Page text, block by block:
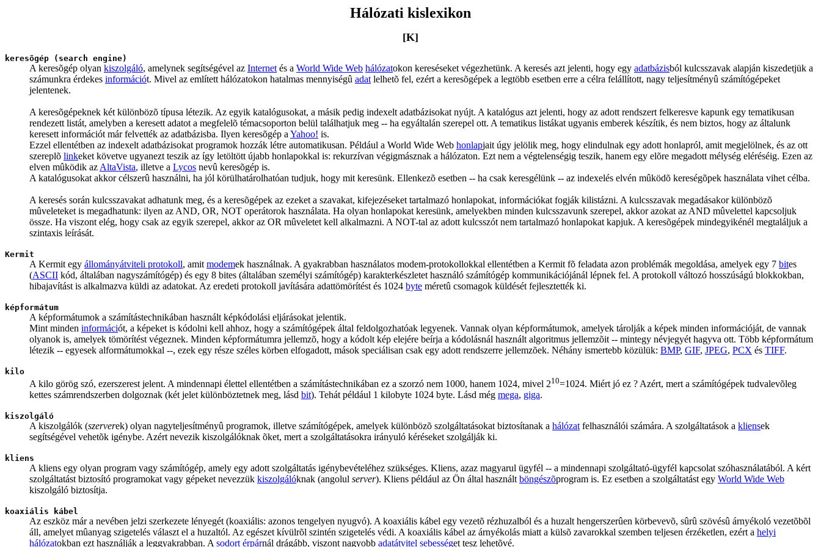
Hálózati kislexikon
[K]
keresõgép (search engine)
A keresõgép olyan kiszolgáló, amelynek segítségével az Internet és a World Wide Web hálózatokon kereséseket végezhetünk. A keresés azt jelenti, hogy egy adatbázisból kulcsszavak alapján kiszedetjük a
számunkra érdekes információt. Mivel az említett hálózatokon hatalmas mennyiségû adat lelhetõ fel, ezért a keresõgépek a legtöbb esetben erre a célra felállított, nagy teljesítményû számítógépeket
jelentenek.
A keresõgépeknek két különbözõ típusa létezik. Az egyik katalógusokat, a másik pedig indexelt adatbázisokat nyújt. A katalógus azt jelenti, hogy az adott rendszert felkeresve kapunk egy tematikusan
rendezett listát, amelyben a keresett adatot a megfelelõ témacsoporton belül találhatjuk meg -- ha egyáltalán szerepel ott. A tematikus listákat ugyanis emberek készítik, és nem biztos, hogy az általunk
keresett információt már felvették az adatbázisba. Ilyen keresõgép a Yahoo! is.
Ezzel ellentétben az indexelt adatbázisokat programok hozzák létre automatikusan. Például a World Wide Web honlapjait úgy jelölik meg, hogy elindulnak egy adott honlapról, amit megjelölnek, és az ott
szereplõ linkeket követve ugyanezt teszik az így letöltött újabb honlapokkal is: rekurzívan végigmásznak a hálózaton. Ezt nem a végtelenségig teszik, hanem egy elõre megadott mélység eléréséig. Ezen az
elven mûködik az AltaVista, illetve a Lycos nevû keresõgép is.
A katalógusokat akkor célszerû használni, ha jól körülhatárolhatóan tudjuk, hogy mit keresünk. Ellenkezõ esetben -- ha csak keresgélünk -- az indexelés elvén mûködõ kereségõpek használata vihet célba.
A keresés során kulcsszavakat adhatunk meg, és a keresõgépek az ezeket a szavakat, kifejezéseket tartalmazó honlapokat, információkat fogják kilistázni. A kulcsszavak megadásakor különbözõ
mûveleteket is megadhatunk: ilyen az AND, OR, NOT operátorok használata. Ha olyan honlapokat keresünk, amelyekben minden kulcsszavunk szerepel, akkor azokat az AND mûvelettel kapcsoljuk
össze. Ha viszont elég, hogy csak az egyik szerepel, akkor az OR mûveletet kell alkalmazni. A NOT-tal az adott kulcsszót nem tartalmazó honlapokat kapjuk. A keresõgépek mindegyikénél megtaláljuk a
szintaxis leírását.
Kermit
A Kermit egy állományátviteli protokoll, amit modemek használnak. A gyakrabban használatos modem-protokollokkal ellentétben a Kermit fõ feladata azon problémák megoldása, amelyek egy 7 bites
(ASCII kód, általában nagyszámítógép) és egy 8 bites (általában személyi számítógép) karakterkészletet használó számítógép kommunikációjánál lépnek fel. A protokoll változó hosszúságú blokkokban,
hibajavítást is alkalmazva küldi az adatokat. Az eredeti protokoll javítására adattömörítést és 1024 byte méretû csomagok küldését fejlesztették ki.
képformátum
A képformátumok a számítástechnikában használt képkódolási eljárásokat jelentik.
Mint minden információt, a képeket is kódolni kell ahhoz, hogy a számítógépek által feldolgozhatóak legyenek. Vannak olyan képformátumok, amelyek tárolják a képek minden információját, de vannak
olyanok is, amelyek tömörítést végeznek. Minden képformátumra jellemzõ, hogy a kódolt kép elejére beírja a kódolásnál használt algoritmus jellemzõit -- mintegy névjegyét hagyva ott. Több képformátum
létezik -- egyesek alformátumokkal --, ezek egy része széles körben elfogadott, mások speciálisan csak egy adott rendszerre jellemzõek. Néhány ismertebb közülük: BMP, GIF, JPEG, PCX és TIFF.
kilo
A kilo görög szó, ezerszerest jelent. A mindennapi élettel ellentétben a számítástechnikában ez a szorzó nem 1000, hanem 1024, mivel 210=1024. Miért jó ez ? Azért, mert a számítógépek tudvalevõleg
kettes számrendszerben dolgoznak (két jelet különböztetnek meg, lásd bit). Tehát például 1 kilobyte 1024 byte. Lásd még mega, giga.
kiszolgáló
A kiszolgálók (szerverek) olyan nagyteljesítményû programok, illetve számítógépek, amelyek különbözõ szolgáltatásokat biztosítanak a hálózat felhasználói számára. A szolgáltatások a kliensek
segítségével vehetõk igénybe. Azért nevezik kiszolgálóknak õket, mert a szolgáltatásokra irányuló kéréseket szolgálják ki.
kliens
A kliens egy olyan program vagy számítógép, amely egy adott szolgáltatás igénybevételéhez szükséges. Kliens, azaz magyarul ügyfél -- a mindennapi szolgáltató-ügyfél kapcsolat szóhasználatából. A kért
szolgáltatást biztosító programokat vagy gépeket nevezzük kiszolgálóknak (angolul server). Kliens például az Ön által használt böngészõprogram is. Ez esetben a szolgáltatást egy World Wide Web
kiszolgáló biztosítja.
koaxiális kábel
Az eszköz már a nevében jelzi szerkezete lényegét (koaxiális: azonos tengelyen nyugvó). A koaxiális kábel egy vezetõ rézhuzalból és a huzalt hengerszerûen körbevevõ, sûrû szövésû árnyékoló vezetõbõl
áll, amelyet mûanyag szigetelés választ el a huzaltól. Az egészet kívülrõl szintén szigetelés védi. A koaxiális kábel az árnyékolás miatt a külsõ zavarokkal szemben teljesen érzéketlen, ezért a helyi
hálózatokban ezt használják a leggyakrabban. A sodort érpárnál drágább, viszont nagyobb adatátvitel sebességet tesz lehetõvé.